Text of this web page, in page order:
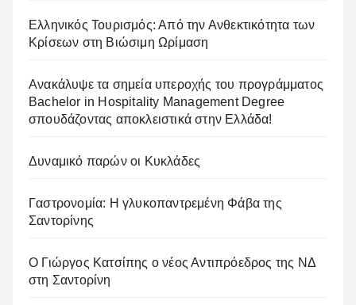
Ελληνικός Τουρισμός: Από την Ανθεκτικότητα των
Κρίσεων στη Βιώσιμη Ωρίμαση
Ανακάλυψε τα σημεία υπεροχής του προγράμματος
Bachelor in Hospitality Management Degree
σπουδάζοντας αποκλειστικά στην Ελλάδα!
Δυναμικό παρών οι Κυκλάδες
Γαστρονομία: Η γλυκοπαντρεμένη Φάβα της
Σαντορίνης
Ο Γιώργος Κατσίπης ο νέος Αντιπρόεδρος της ΝΔ
στη Σαντορίνη